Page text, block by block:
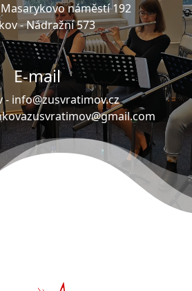
Masarykovo náměstí 192
-Nádražní 573
E-mail
- info@zusvratimov.cz